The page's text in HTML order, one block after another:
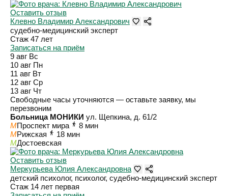
Оставить отзыв
Клевно Владимир Александрович
судебно-медицинский эксперт
Стаж 47 лет
Записаться на приём
9 авг Вс
10 авг Пн
11 авг Вт
12 авг Ср
13 авг Чт
Свободные часы уточняются — оставьте заявку, мы
перезвоним
Больница МОНИКИ ул. Щепкина, д. 61/2
MПроспект мира
8 мин
MРижская
18 мин
MДостоевская
Оставить отзыв
Меркурьева Юлия Александровна
детский психолог, психолог, судебно-медицинский эксперт
Стаж 14 лет первая